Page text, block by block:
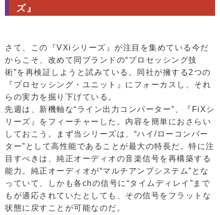
ズ』
さて、この『VXiシリーズ』が注目を集めている今だ
からこそ、改めて同ブランドの“プロセッシング技
術”を再検証しようと試みている。同社が擁する2つの
『プロセッシング・ユニット』にフォーカスし、それ
らの実力を掘り下げている。
先週は、新機軸な“ライン出力コンパーター”、『FiXシ
リーズ』をフィーチャーした。内容を簡単におさらい
しておこう。まず当シリーズは、“ハイ/ローコンバー
ター”として高性能であることが最大の特長だ。特に注
目すべきは、純正オーディオの音楽信号を再構築する
能力。純正オーディオが“マルチアンプシステム”とな
っていて、しかも各chの信号に“タイムディレイ”まで
もが適応されていたとしても、その信号をフラットな
状態に戻すことが可能なのだ。